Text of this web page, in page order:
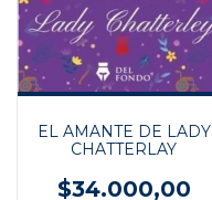
EL AMANTE DE LADY
CHATTERLAY
$34.000,00